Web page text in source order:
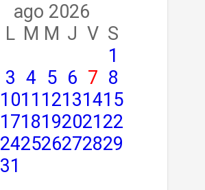
ago 2026
L M M J V S
1
3 4 5 6 7 8
1011 12131415
1718192021 22
242526272829
31